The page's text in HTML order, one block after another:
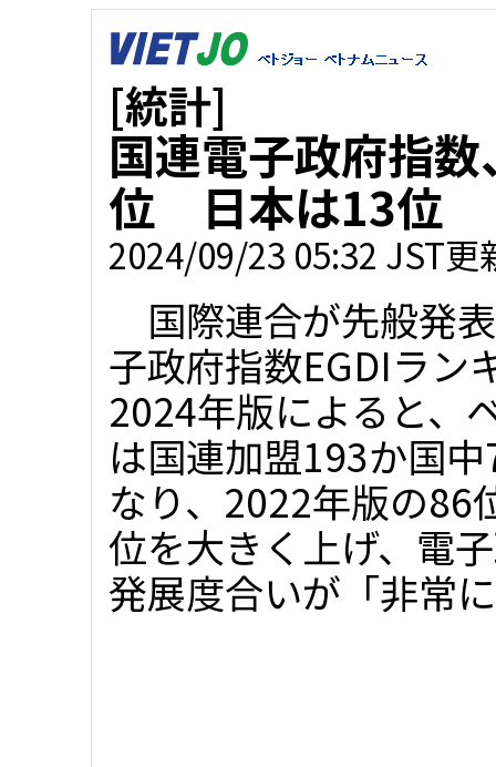
[統計]
国連電子政府指
位 日本は13位
2024/09/23 05:32 JST更
国際連合が先般発
子政府指数EGDIラン
2024年版によると、
は国連加盟193か国
なり、2022年版の86
位を大きく上げ、電
発展度合いが「非常